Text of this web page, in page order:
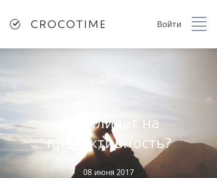
Войти
Что влияет на
продуктивность?
08 июня 2017